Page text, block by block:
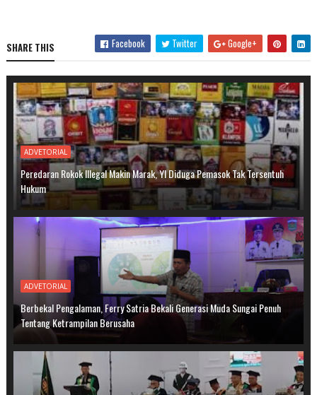
SHARE THIS Facebook Twitter Google+
ADVETORIAL
Peredaran Rokok Illegal Makin Marak, YI Diduga Pemasok Tak Tersentuh
Hukum
ADVETORIAL
Berbekal Pengalaman, Ferry Satria Bekali Generasi Muda Sungai Penuh
Tentang Ketrampilan Berusaha